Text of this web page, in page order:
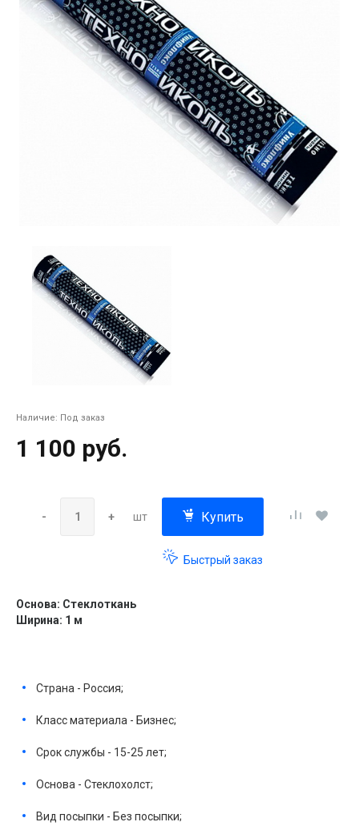
Наличие: Под заказ
1 100 руб.
- + шт Купить
Быстрый заказ
Основа: Стеклоткань
Ширина: 1 м
Страна - Россия;
Класс материала - Бизнес;
Срок службы - 15-25 лет;
Основа - Стеклохолст;
Вид посыпки - Без посыпки;